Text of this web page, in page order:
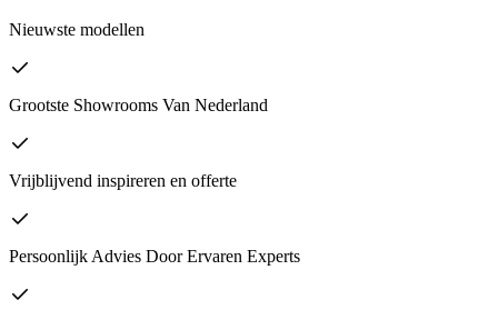
Nieuwste modellen
Grootste Showrooms Van Nederland
Vrijblijvend inspireren en offerte
Persoonlijk Advies Door Ervaren Experts